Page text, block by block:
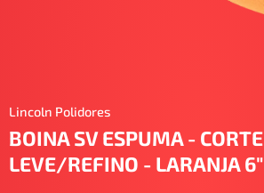
Lincoln Polidores
BOINA SV ESPUMA - CORTE
LEVE/REFINO - LARANJA 6"